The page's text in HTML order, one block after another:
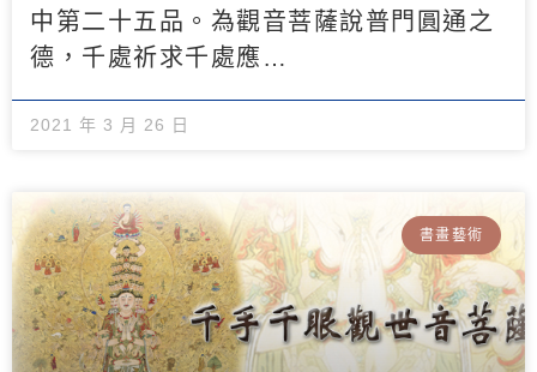
中第二十五品。為觀音菩薩說普門圓通之
德，千處祈求千處應…
2021 年 3 月 26 日
書畫藝術